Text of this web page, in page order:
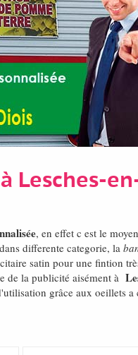
Lesches-
, en effet c est le
differente categorie, la
satin pour une fintion
de la publicité aisément à
grâce aux oeillets a